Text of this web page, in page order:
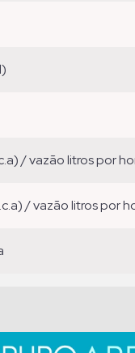
/ vazão litros por
/ vazão litros por